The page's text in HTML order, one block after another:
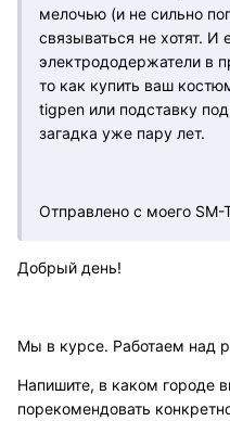
мелочью (и не сильно
связываться не хотят. И
электрододержатели в
то как купить ваш
tigpen или подставку
загадка уже пару лет.
Отправлено с моего SM-
Добрый день!
Мы в курсе. Работаем над
Напишите, в каком городе
порекомендовать